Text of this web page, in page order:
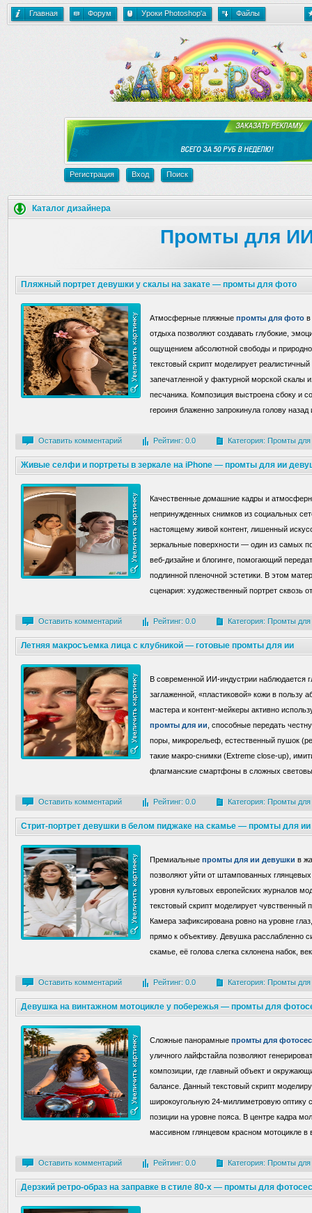
Главная Форум Уроки Photoshop'a Файлы
Регистрация Вход Поиск
Каталог дизайнера
Промты для
Пляжный портрет девушки у скалы на закате — промты для фото
Атмосферные пляжные промты для фото в
отдыха позволяют создавать глубокие,
ощущением абсолютной свободы и
текстовый скрипт моделирует
запечатленной у фактурной морской скалы
песчаника. Композиция выстроена сбоку и
героиня блаженно запрокинула голову назад
Оставить комментарий Рейтинг: 0.0 Категория: Промты для
Живые селфи и портреты в зеркале на iPhone — промты для ии
Качественные домашние кадры и
непринужденных снимков из социальных
настоящему живой контент, лишенный
зеркальные поверхности — один из самых
веб-дизайне и блогинге, помогающий
подлинной пленочной эстетики. В этом
сценария: художественный портрет сквозь
Оставить комментарий Рейтинг: 0.0 Категория: Промты для
Летняя макросъемка лица с клубникой — готовые промты для ии
В современной ИИ-индустрии наблюдается
заглаженной, «пластиковой» кожи в пользу
мастера и контент-мейкеры активно
промты для ии , способные передать
поры, микрорельеф, естественный пушок
такие макро-снимки (Extreme close-up),
флагманские смартфоны в сложных
Оставить комментарий Рейтинг: 0.0 Категория: Промты для
Стрит-портрет девушки в белом пиджаке на скамье — промты для
Премиальные промты для ии девушки в
позволяют уйти от штампованных
уровня культовых европейских журналов
текстовый скрипт моделирует чувственный
Камера зафиксирована ровно на уровне
прямо к объективу. Девушка расслабленно
скамье, её голова слегка склонена набок,
Оставить комментарий Рейтинг: 0.0 Категория: Промты для
Девушка на винтажном мотоцикле у побережья — промты для
Сложные панорамные промты для
уличного лайфстайла позволяют
композиции, где главный объект и
балансе. Данный текстовый скрипт
широкоугольную 24-миллиметровую оптику
позиции на уровне пояса. В центре кадра
массивном глянцевом красном мотоцикле в
Оставить комментарий Рейтинг: 0.0 Категория: Промты для
Дерзкий ретро-образ на заправке в стиле 80-х — промты для